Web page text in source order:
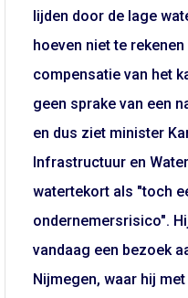
lijden door de lage
hoeven niet te rekenen
compensatie van het
geen sprake van een
en dus ziet minister
Infrastructuur en
watertekort als "toch
ondernemersrisico".
vandaag een bezoek
Nijmegen, waar hij met